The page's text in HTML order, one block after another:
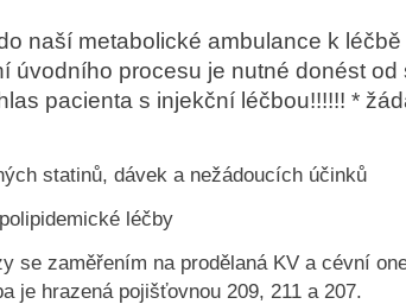
naší metabolické ambulance k léčbě
úvodního procesu je nutné donést od
pacienta s injekční léčbou!!!!!! *
statinů, dávek a nežádoucích účinků
léčby
se zaměřením na prodělaná KV a cévní
je hrazená pojišťovnou 209, 211 a 207.